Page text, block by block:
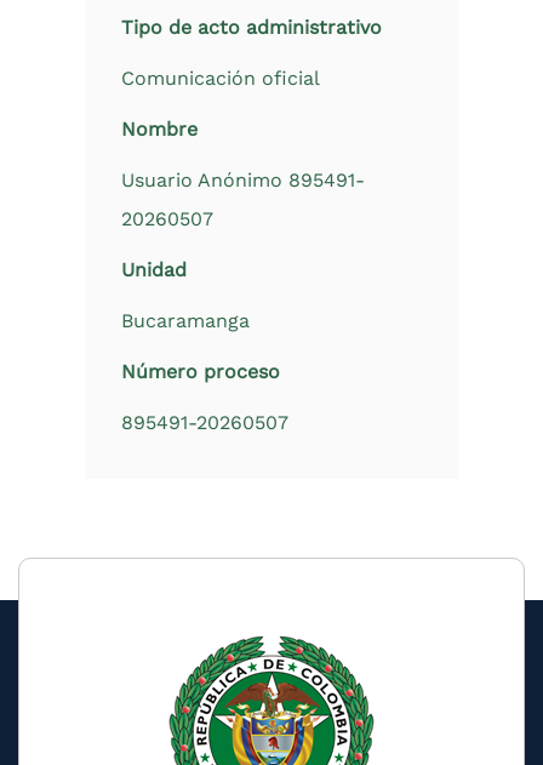
Tipo de acto administrativo
Comunicación oficial
Nombre
Usuario Anónimo 895491-
20260507
Unidad
Bucaramanga
Número proceso
895491-20260507